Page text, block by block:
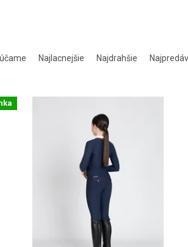
Najlacnejšie Najdrahšie